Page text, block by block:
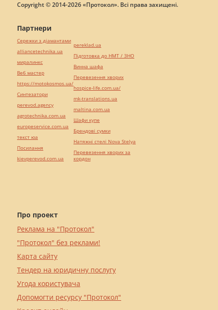
Copyright © 2014-2026 «Протокол». Всі права захищені.
Про проект
Реклама на "Протокол"
"Протокол" без реклами!
Карта сайту
Тендер на юридичну послугу
Угода користувача
Допомогти ресурсу "Протокол"
Партнери
Сережки з діамантами
alliancetechnika.ua
миралинкс
Веб мастер
https://motokosmos.ua/
Синтезатори
perevod.agency
agrotechnika.com.ua
europeservice.com.ua
текст юа
Посилання
kievperevod.com.ua
pereklad.ua
Підготовка до НМТ / ЗНО
Винна шафа
Перевезення хворих
hospice-life.com.ua/
mk-translations.ua
maltina.com.ua
Шафи купе
Брендові сумки
Натяжні стелі Nova Stelya
Перевезення хворих за
кордон